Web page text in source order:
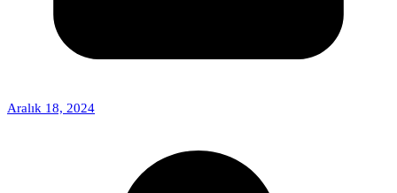
Aralık 18, 2024